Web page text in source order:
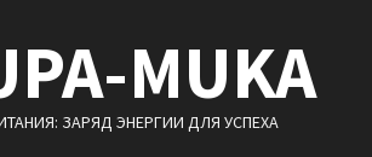
MUKA
ЗАРЯД ЭНЕРГИИ ДЛЯ УСПЕХА